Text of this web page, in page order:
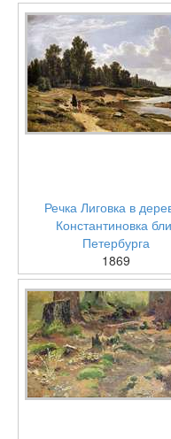
Речка Лиговка в
Константиновка
Петербурга
1869